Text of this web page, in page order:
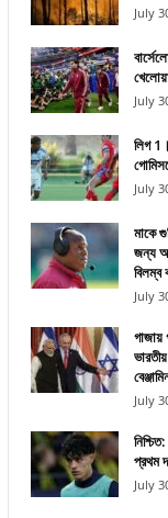
July
July
লিগ
July
মাকে
জন্য
বিলম্ব
July
গাজায়
July
প্রথম
July